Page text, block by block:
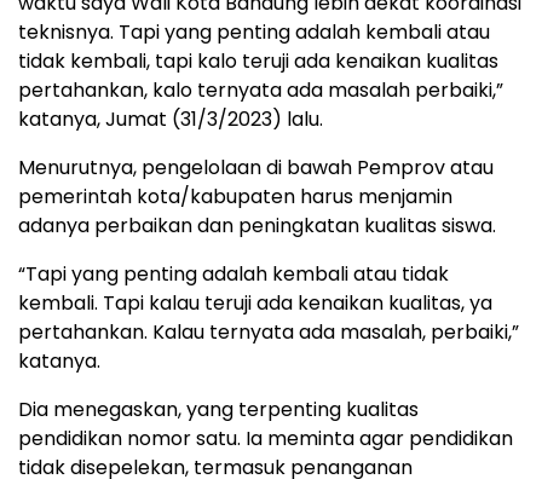
teknisnya. Tapi yang penting adalah kembali atau
tidak kembali, tapi kalo teruji ada kenaikan kualitas
pertahankan, kalo ternyata ada masalah perbaiki,”
katanya, Jumat (31/3/2023) lalu.
Menurutnya, pengelolaan di bawah Pemprov atau
pemerintah kota/kabupaten harus menjamin
adanya perbaikan dan peningkatan kualitas siswa.
“Tapi yang penting adalah kembali atau tidak
kembali. Tapi kalau teruji ada kenaikan kualitas, ya
pertahankan. Kalau ternyata ada masalah, perbaiki,”
katanya.
Dia menegaskan, yang terpenting kualitas
pendidikan nomor satu. Ia meminta agar pendidikan
tidak disepelekan, termasuk penanganan